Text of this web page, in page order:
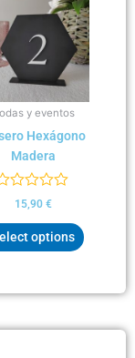
y eventos
Hexágono
Madera
Valorado
15,90 €
options